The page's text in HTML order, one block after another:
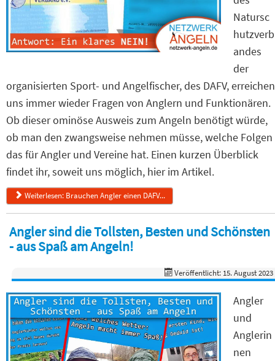
Natursc
hutzverb
andes
der
organisierten Sport- und Angelfischer, des DAFV, erreichen
uns immer wieder Fragen von Anglern und Funktionären.
Ob dieser ominöse Ausweis zum Angeln benötigt würde,
ob man den zwangsweise nehmen müsse, welche Folgen
das für Angler und Vereine hat. Einen kurzen Überblick
findet ihr, soweit uns möglich, hier im Artikel.
Weiterlesen: Brauchen Angler einen DAFV...
Angler sind die Tollsten, Besten und Schönsten
- aus Spaß am Angeln!
Veröffentlicht: 15. August 2023
Angler
und
Anglerin
nen